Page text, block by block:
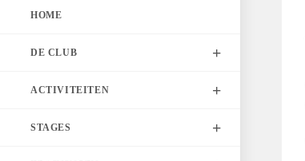
HOME
DE CLUB
ACTIVITEITEN
STAGES